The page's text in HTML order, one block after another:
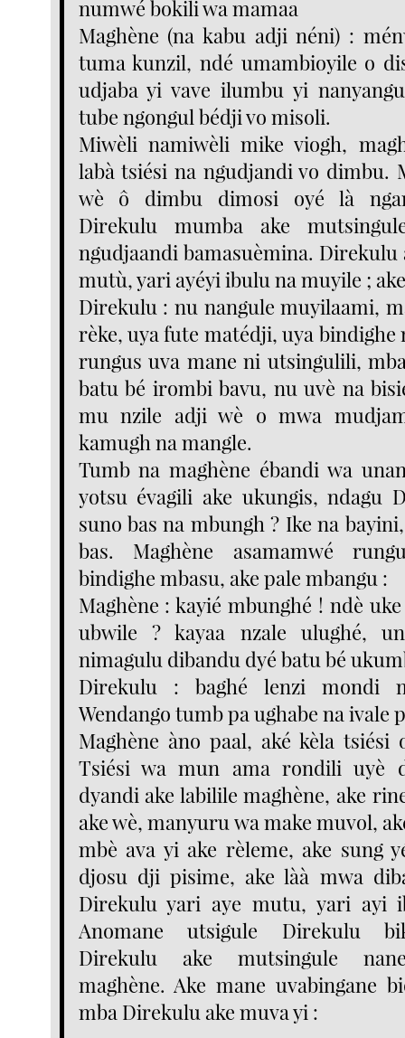
numwé bokili wa mamaa
Maghène (na kabu adji néni) :
tuma kunzil, ndé umambioyile o
udjaba yi vave ilumbu yi
tube ngongul bédji vo misoli.
Miwèli namiwèli mike viogh,
labà tsiési na ngudjandi vo dimbu.
wè ô dimbu dimosi oyé là
Direkulu mumba ake
ngudjaandi bamasuèmina. Direkulu
mutù, yari ayéyi ibulu na muyile ;
Direkulu : nu nangule muyilaami,
rèke, uya fute matédji, uya bindighe
rungus uva mane ni utsingulili,
batu bé irombi bavu, nu uvè na
mu nzile adji wè o mwa
kamugh na mangle.
Tumb na maghène ébandi wa
yotsu évagili ake ukungis, ndagu
suno bas na mbungh ? Ike na
bas. Maghène asamamwé
bindighe mbasu, ake pale mbangu :
Maghène : kayié mbunghé ! ndè
ubwile ? kayaa nzale ulughé,
nimagulu dibandu dyé batu bé
Direkulu : baghé lenzi mondi
Wendango tumb pa ughabe na ivale
Maghène àno paal, aké kèla
Tsiési wa mun ama rondili uyè
dyandi ake labilile maghène, ake
ake wè, manyuru wa make muvol,
mbè ava yi ake rèleme, ake sung
djosu dji pisime, ake làà mwa
Direkulu yari aye mutu, yari ayi
Anomane utsigule Direkulu
Direkulu ake mutsingule
maghène. Ake mane uvabingane
mba Direkulu ake muva yi :